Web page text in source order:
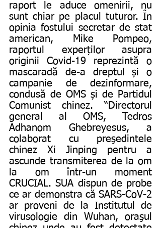
raport le aduce omenirii, nu
sunt chiar pe placul tuturor. În
opinia fostului secretar de stat
american, Mike Pompeo,
raportul experților asupra
originii Covid-19 reprezintă o
mascaradă de-a dreptul și o
campanie de dezinformare,
condusă de OMS și de Partidul
Comunist chinez. “Directorul
general al OMS, Tedros
Adhanom Ghebreyesus, a
colaborat cu preşedintele
chinez Xi Jinping pentru a
ascunde transmiterea de la om
la om într-un moment
CRUCIAL. SUA dispun de probe
ce ar demonstra că SARS-CoV-2
ar proveni de la Institutul de
virusologie din Wuhan, oraşul